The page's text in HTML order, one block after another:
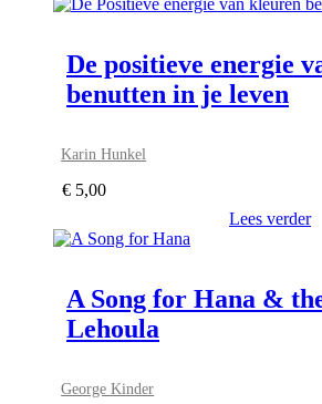
De positieve energie
benutten in je leven
Karin Hunkel
€ 5,00
Lees verder
A Song for Hana &
Lehoula
George Kinder